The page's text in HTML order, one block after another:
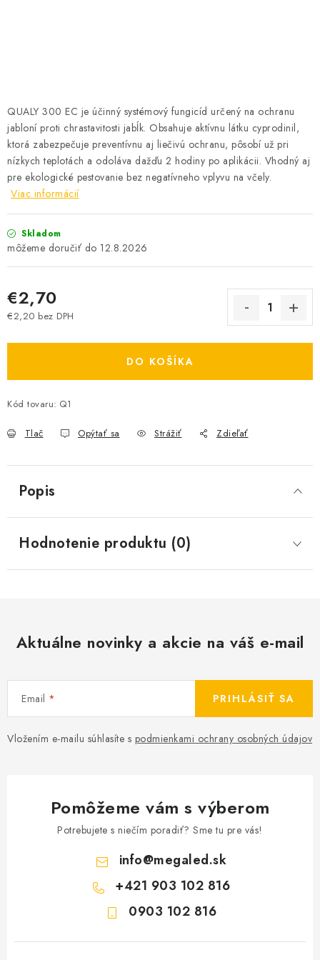
OBCHODNÉ PODMIENKY
KONTAKTY
O NÁS - MEGALED & JANTON ZÁKAMENNÉ
Reklamácie a formulár na odstúpenie od zmluvy
Obchodné podmienky
Podmienky ochrany osobných údajov
O nás - MEGALED & JANTON Zákamenné
Zľavy pre profíkov
Moja objednávka
QUALY 300 EC je účinný systémový fungicíd určený na ochranu
jabloní proti chrastavitosti jabĺk. Obsahuje aktívnu látku cyprodinil,
ktorá zabezpečuje preventívnu aj liečivú ochranu, pôsobí už pri
nízkych teplotách a odoláva dažďu 2 hodiny po aplikácii. Vhodný aj
pre ekologické pestovanie bez negatívneho vplyvu na včely.
Viac informácií
Skladom
12.8.2026
€2,70
€2,20 bez DPH
DO KOŠÍKA
Kód tovaru: Q1
Tlač Opýtať sa Strážiť Zdieľať
Popis
Hodnotenie produktu (0)
Aktuálne novinky a akcie na váš e-mail
Email
Vložením e-mailu súhlasíte s podmienkami ochrany osobných údajov
PRIHLÁSIŤ SA
Pomôžeme vám s výberom
Potrebujete s niečím poradiť? Sme tu pre vás!
info@megaled.sk
+421 903 102 816
0903 102 816